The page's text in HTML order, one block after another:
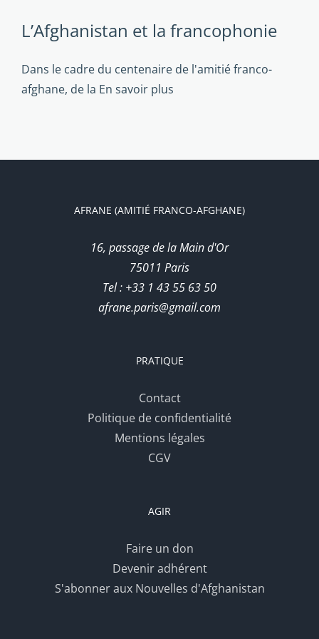
L’Afghanistan et la francophonie
Dans le cadre du centenaire de l'amitié franco-
afghane, de la En savoir plus
AFRANE (AMITIÉ FRANCO-AFGHANE)
16, passage de la Main d'Or
75011 Paris
Tel : +33 1 43 55 63 50
afrane.paris@gmail.com
PRATIQUE
Contact
Politique de confidentialité
Mentions légales
CGV
AGIR
Faire un don
Devenir adhérent
S'abonner aux Nouvelles d'Afghanistan